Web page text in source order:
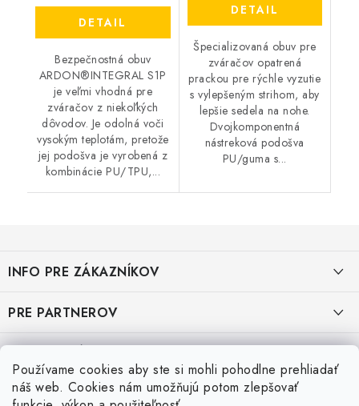
Používame cookies aby ste si mohli pohodlne prehliadať
náš web. Cookies nám umožňujú potom zlepšovať
DETAIL
Bezpečnostná obuv
ARDON®INTEGRAL S1P
je veľmi vhodná pre
zváračov z niekoľkých
dôvodov. Je odolná voči
vysokým teplotám, pretože
jej podošva je vyrobená z
kombinácie PU/TPU,...
DETAIL
Špecializovaná obuv pre
zváračov opatrená
prackou pre rýchle vyzutie
s vylepšeným strihom, aby
lepšie sedela na nohe.
Dvojkomponentná
nástreková podošva
PU/guma s...
p
ä
i
INFO PRE ZÁKAZNÍKOV
OBCHODNÉ PODMIENKY
OCHRANA OSOBNÝCH ÚDAJOV
PRE PARTNEROV
KATALÓG OBUVI A OPP ČERVA
KATALÓG OBUVI A OPP CXS
Veľkostná tabuľka obuvi SKECHER
Posledné hodnotenie produktov